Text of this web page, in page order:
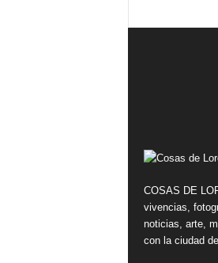
COSAS DE
vivencias,
noticias, arte,
con la ciudad